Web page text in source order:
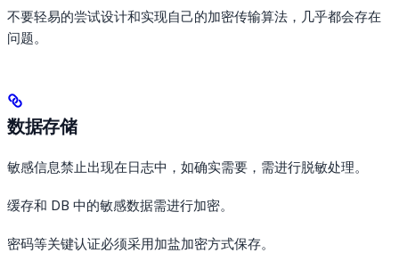
不要轻易的尝试设计和实现自己的加密传输算法，几乎都会存在
问题。
数据存储
敏感信息禁止出现在日志中，如确实需要，需进行脱敏处理。
缓存和 DB 中的敏感数据需进行加密。
密码等关键认证必须采用加盐加密方式保存。